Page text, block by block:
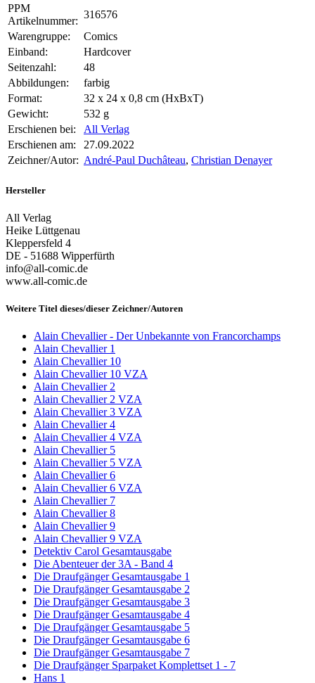
PPM
Artikelnummer:
316576
Warengruppe:
Comics
Einband:
Hardcover
Seitenzahl:
48
Abbildungen:
farbig
Format:
32 x 24 x 0,8 cm (HxBxT)
Gewicht:
532 g
Erschienen bei:
All Verlag
Erschienen am:
27.09.2022
Zeichner/Autor: André-Paul Duchâteau, Christian Denayer
Hersteller
All Verlag
Heike Lüttgenau
Kleppersfeld 4
DE - 51688 Wipperfürth
info@all-comic.de
www.all-comic.de
Weitere Titel dieses/dieser Zeichner/Autoren
Alain Chevallier - Der Unbekannte von Francorchamps
Alain Chevallier 1
Alain Chevallier 10
Alain Chevallier 10 VZA
Alain Chevallier 2
Alain Chevallier 2 VZA
Alain Chevallier 3 VZA
Alain Chevallier 4
Alain Chevallier 4 VZA
Alain Chevallier 5
Alain Chevallier 5 VZA
Alain Chevallier 6
Alain Chevallier 6 VZA
Alain Chevallier 7
Alain Chevallier 8
Alain Chevallier 9
Alain Chevallier 9 VZA
Detektiv Carol Gesamtausgabe
Die Abenteuer der 3A - Band 4
Die Draufgänger Gesamtausgabe 1
Die Draufgänger Gesamtausgabe 2
Die Draufgänger Gesamtausgabe 3
Die Draufgänger Gesamtausgabe 4
Die Draufgänger Gesamtausgabe 5
Die Draufgänger Gesamtausgabe 6
Die Draufgänger Gesamtausgabe 7
Die Draufgänger Sparpaket Komplettset 1 - 7
Hans 1